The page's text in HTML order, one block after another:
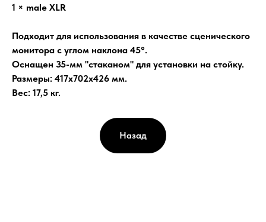
1 × male XLR
Подходит для использования в качестве сценического
монитора с углом наклона 45°.
Оснащен 35-мм "стаканом" для установки на стойку.
Размеры: 417x702x426 мм.
Вес: 17,5 кг.
Назад